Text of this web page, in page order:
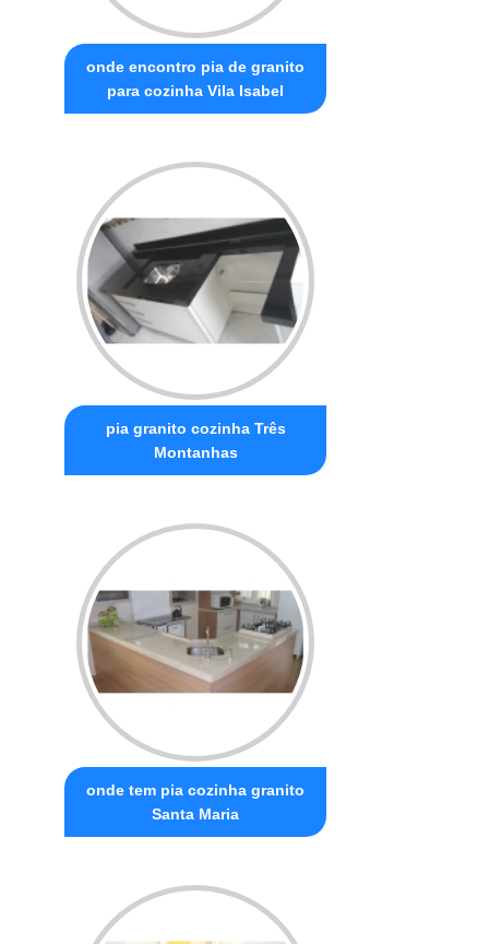
onde encontro pia de granito
para cozinha Vila Isabel
pia granito cozinha Três
Montanhas
onde tem pia cozinha granito
Santa Maria